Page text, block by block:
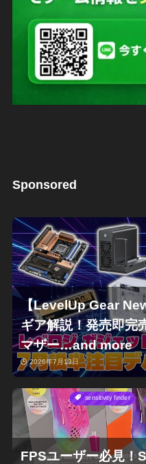
Sponsored
【LevelUp Gear
ギア解説！発売即完
マザー…and more
2026年7月13日
sensitivity finder
FPSユーザー必見